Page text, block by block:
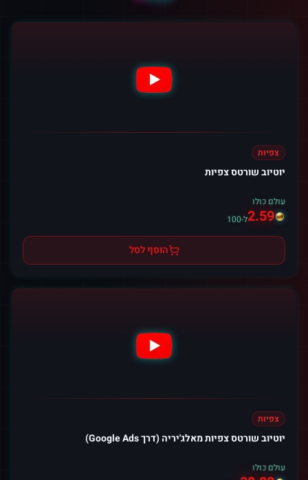
צפיות
יוטיוב שורטס צפיות
עולם כולו
2.59ל-100
הוסף לסל
צפיות
יוטיוב שורטס צפיות מאלג'יריה (דרך Google Ads)
עולם כולו